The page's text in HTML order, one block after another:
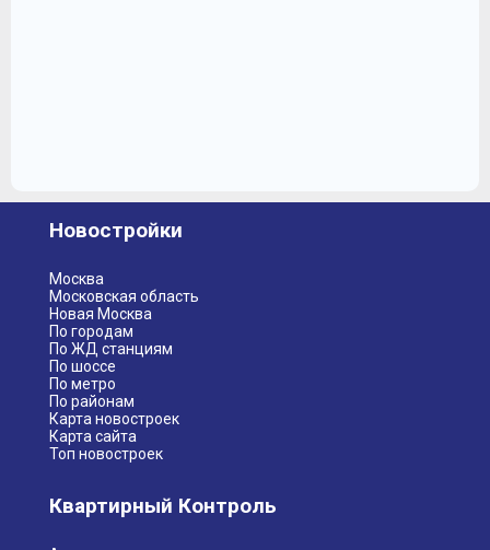
Новостройки
Москва
Московская область
Новая Москва
По городам
По ЖД станциям
По шоссе
По метро
По районам
Карта новостроек
Карта сайта
Топ новостроек
Квартирный Контроль